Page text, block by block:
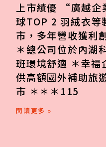
上市績優 “廣越企
球TOP 2 羽絨衣
市，多年營收獲利
＊總公司位於內湖
班環境舒適 ＊幸
供高額國外補助旅
市 ＊＊＊115
閱讀更多 »